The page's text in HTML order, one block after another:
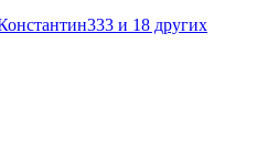
и 18 других